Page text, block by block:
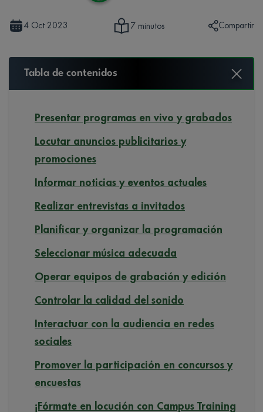
4 Oct 2023 7 minutos Compartir
Tabla de contenidos
Presentar programas en vivo y grabados
Locutar anuncios publicitarios y
promociones
Informar noticias y eventos actuales
Realizar entrevistas a invitados
Planificar y organizar la programación
Seleccionar música adecuada
Operar equipos de grabación y edición
Controlar la calidad del sonido
Interactuar con la audiencia en redes
sociales
Promover la participación en concursos y
encuestas
¡Fórmate en locución con Campus Training